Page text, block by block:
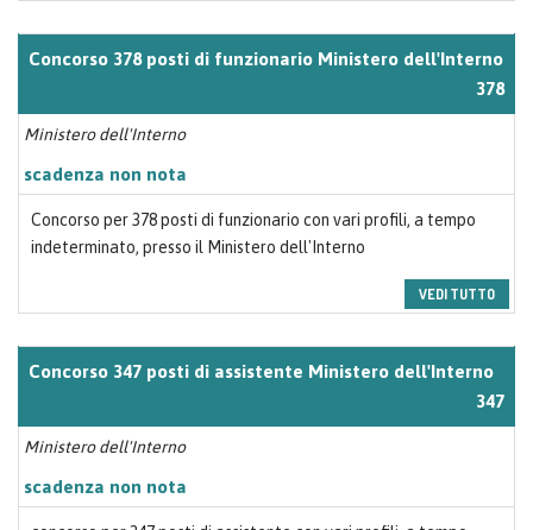
Concorso 378 posti di funzionario Ministero dell'Interno
378
Ministero dell'Interno
scadenza non nota
Concorso per 378 posti di funzionario con vari profili, a tempo
indeterminato, presso il Ministero dell'Interno
VEDI TUTTO
Concorso 347 posti di assistente Ministero dell'Interno
347
Ministero dell'Interno
scadenza non nota